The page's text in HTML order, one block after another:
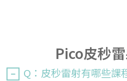
Pico皮秒
Q：皮秒雷射有哪些課